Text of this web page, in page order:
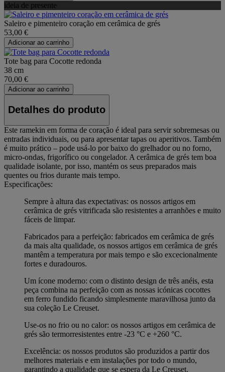
ideia de presente
Saleiro e pimenteiro coração em cerâmica de grés
53,00 €
Adicionar ao carrinho
Tote bag para Cocotte redonda
38 cm
70,00 €
Adicionar ao carrinho
Detalhes do produto
Este ramekin em forma de coração é ideal para servir sobremesas ou
entradas individuais, ou para apresentar tapas ou aperitivos. Também
é muito prático – pode usá-lo por baixo do grelhador ou no forno,
micro-ondas, frigorífico ou congelador. A cerâmica de grés tem boa
qualidade isolante, por isso, mantém os seus preparados mais
quentes ou frios durante mais tempo.
Especificações:
Sempre à altura das expectativas: os nossos artigos em
cerâmica de grés vitrificada são resistentes a arranhões e muito
fáceis de limpar.
Fabricados para a perfeição: fabricados em cerâmica de grés
da mais alta qualidade, os nossos artigos em cerâmica de grés
mantêm a temperatura por mais tempo e são excecionalmente
fortes e duradouros.
Um ícone moderno: com o distinto design de três anéis, esta
peça combina na perfeição com as nossas icónicas cocottes
em ferro fundido ficando simplesmente maravilhosa junto da
sua coleção Le Creuset.
Use-os no frio ou no calor: os nossos artigos em cerâmica de
grés são termorresistentes entre -23 °C e +260 °C.
Excelência: os nossos produtos são produzidos a partir dos
melhores materiais e em instalações por todo o mundo,
garantindo a qualidade que se espera da Le Creuset.